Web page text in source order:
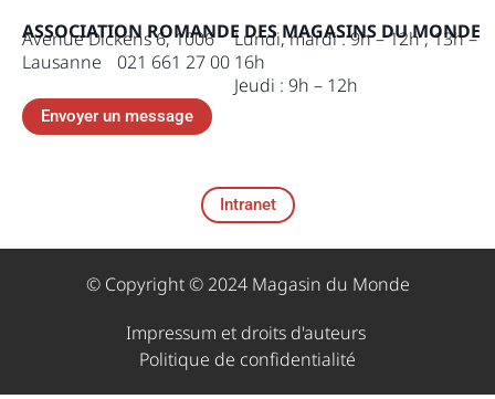
ASSOCIATION ROMANDE DES MAGASINS DU MONDE
Avenue Dickens 6, 1006
Lausanne 021 661 27 00
Lundi, mardi : 9h – 12h , 13h –
16h
Jeudi : 9h – 12h
Envoyer un message
Intranet
© Copyright © 2024 Magasin du Monde
Impressum et droits d'auteurs ​
Politique de confidentialité​